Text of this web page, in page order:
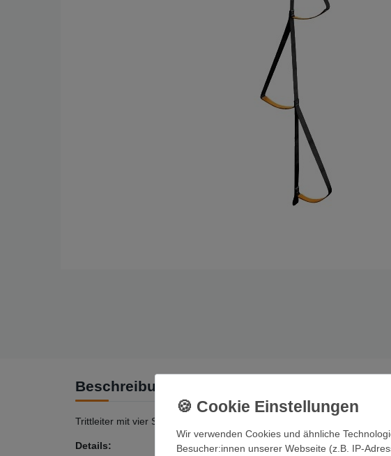
Beschreibung
Trittleiter mit vier Stufe zum technischen Klettern.
Details:
Wir verwenden Cookies und ähnliche
Besucher:innen unserer Webseite (z.B. IP-